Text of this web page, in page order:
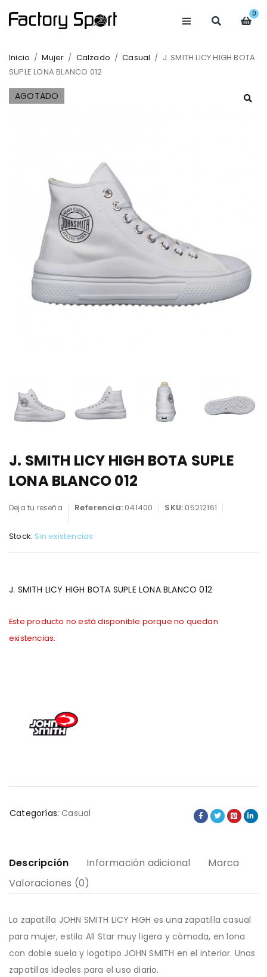
0
Inicio / Mujer / Calzado / Casual / J. SMITH LICY HIGH BOTA
SUPLE LONA BLANCO 012
AGOTADO
J. SMITH LICY HIGH BOTA SUPLE
LONA BLANCO 012
Deja tu reseña Referencia:041400 SKU:05212161
Stock: Sin existencias
J. SMITH LICY HIGH BOTA SUPLE LONA BLANCO 012
Este producto no está disponible porque no quedan
existencias.
Categorías: Casual
Descripción Información adicional
Marca
Valoraciones (0)
La zapatilla JOHN SMITH LICY HIGH es una zapatilla casual
para mujer, estilo All Star muy ligera y cómoda, en lona
con doble suela y logotipo JOHN SMITH en el interior. Unas
zapatillas ideales para el uso diario.